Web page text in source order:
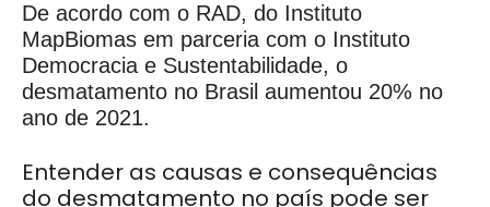
De acordo com o RAD, do Instituto
MapBiomas em parceria com o Instituto
Democracia e Sustentabilidade, o
desmatamento no Brasil aumentou 20% no
ano de 2021.
Entender as causas e consequências
do desmatamento no país pode ser